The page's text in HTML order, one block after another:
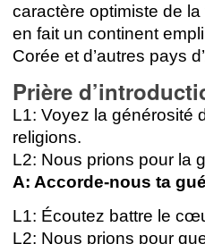
caractère optimiste de
en fait un continent
Corée et d’autres pays
Prière
L1: Voyez la générosité
religions.
L2: Nous prions pour la
A: Accorde-nous ta
L1: Écoutez battre le
L2: Nous prions pour